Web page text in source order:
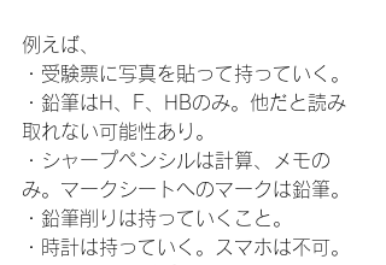
例えば、
・受験票に写真を貼って持っていく。
・鉛筆はH、F、HBのみ。他だと読み
取れない可能性あり。
・シャープペンシルは計算、メモの
み。マークシートへのマークは鉛筆。
・鉛筆削りは持っていくこと。
・時計は持っていく。スマホは不可。